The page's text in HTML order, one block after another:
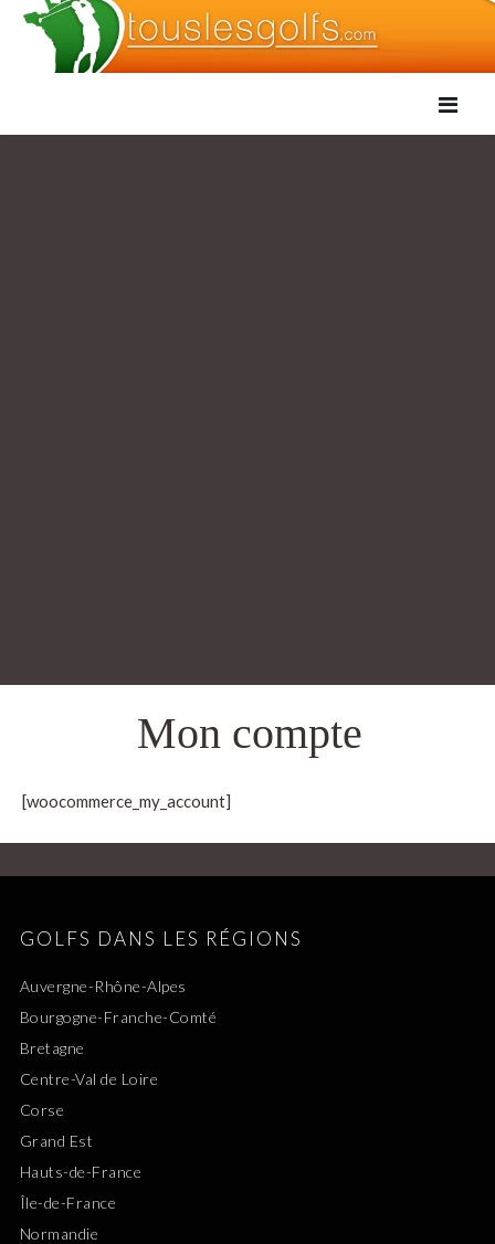
Mon compte
[woocommerce_my_account]
GOLFS DANS LES RÉGIONS
Auvergne-Rhône-Alpes
Bourgogne-Franche-Comté
Bretagne
Centre-Val de Loire
Corse
Grand Est
Hauts-de-France
Île-de-France
Normandie